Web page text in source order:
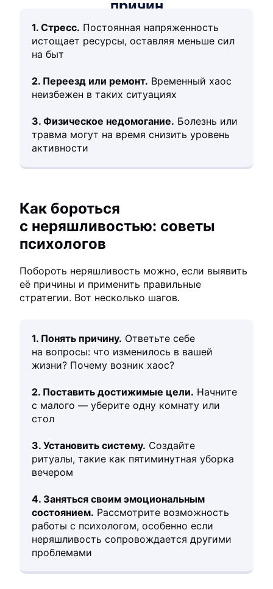
причин
1. Стресс. Постоянная напряженность
истощает ресурсы, оставляя меньше сил
на быт
2. Переезд или ремонт. Временный хаос
неизбежен в таких ситуациях
3. Физическое недомогание. Болезнь или
травма могут на время снизить уровень
активности
Как бороться
с неряшливостью: советы
психологов
Побороть неряшливость можно, если выявить
её причины и применить правильные
стратегии. Вот несколько шагов.
1. Понять причину. Ответьте себе
на вопросы: что изменилось в вашей
жизни? Почему возник хаос?
2. Поставить достижимые цели. Начните
с малого — уберите одну комнату или
стол
3. Установить систему. Создайте
ритуалы, такие как пятиминутная уборка
вечером
4. Заняться своим эмоциональным
состоянием. Рассмотрите возможность
работы с психологом, особенно если
неряшливость сопровождается другими
проблемами